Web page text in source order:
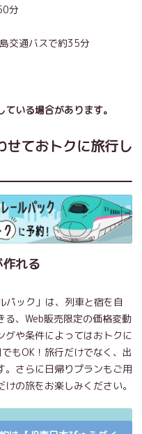
分
交通バスで約35分
いる場合があります。
せておトクに旅行し
れる
パック」は、列車と宿を自
る、Web販売限定の価格変動
グや条件によってはおトクに
もOK！旅行だけでなく、出
。さらに日帰りプランもご用
の旅をお楽しみください。